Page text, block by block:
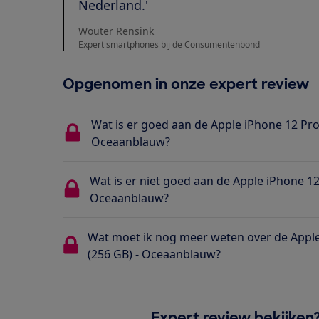
Nederland.'
Wouter Rensink
Expert smartphones bij de Consumentenbond
Opgenomen in onze expert review
Wat is er goed aan de Apple iPhone 12
Oceaanblauw?
Wat is er niet goed aan de Apple iPhone
Oceaanblauw?
Wat moet ik nog meer weten over de
(256 GB) - Oceaanblauw?